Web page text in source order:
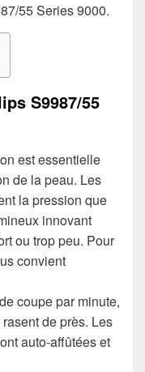
55 Series 9000.
S9987/55
est essentielle
de la peau. Les
la pression que
innovant
ou trop peu. Pour
convient
coupe par minute,
de près. Les
auto-affûtées et